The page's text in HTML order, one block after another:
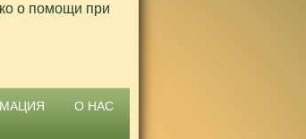
о помощи при
О НАС